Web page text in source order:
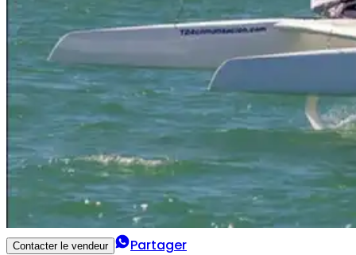
Contacter le vendeur
Partager